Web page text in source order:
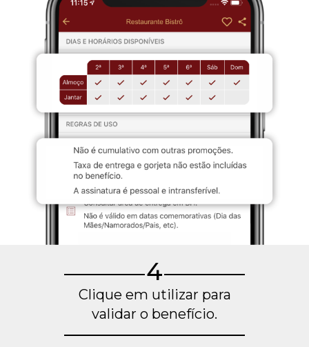
4
Clique em utilizar para
validar o benefício.